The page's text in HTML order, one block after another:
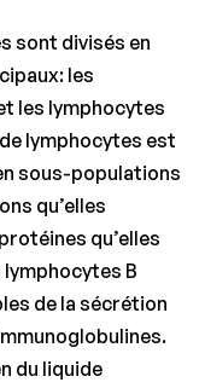
sont divisés en
les
les lymphocytes
lymphocytes est
sous-populations
qu’elles
qu’elles
B
de la sécrétion
du liquide